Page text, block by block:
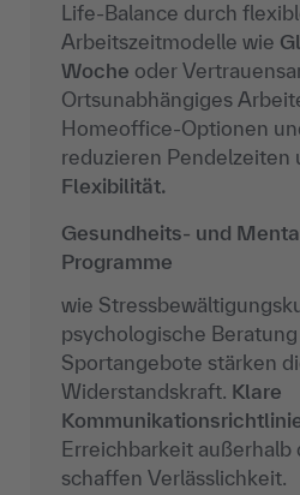
Life-Balance durch
Arbeitszeitmodelle wie
Woche oder
Ortsunabhängiges
Homeoffice-Optionen
reduzieren Pendelzeiten
Flexibilität.
Gesundheits- und
Programme
wie
psychologische
Sportangebote stärken
Widerstandskraft. Klare
Erreichbarkeit außerhalb
schaffen Verlässlichkeit.